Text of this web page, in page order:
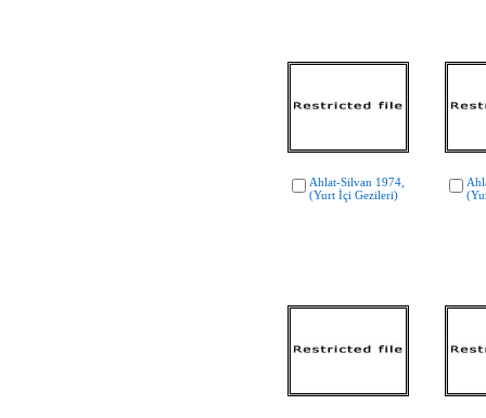
Ahlat-Silvan 1974,
(Yurt İçi Gezileri)